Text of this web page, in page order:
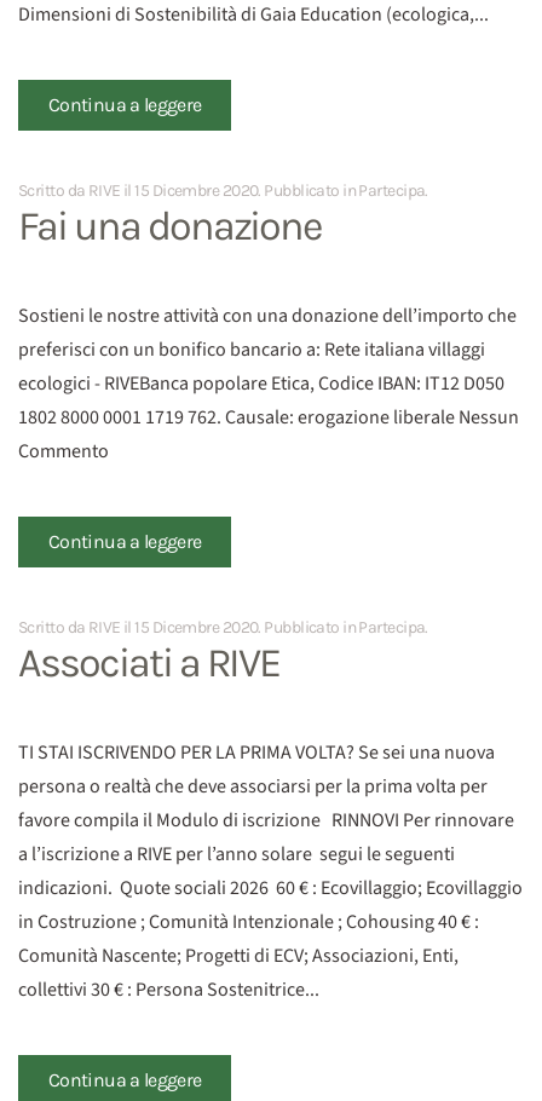
Dimensioni di Sostenibilità di Gaia Education (ecologica,...
Continua a leggere
Scritto da RIVE il 15 Dicembre 2020. Pubblicato inPartecipa.
Fai una donazione
Sostieni le nostre attività con una donazione dell’importo che
preferisci con un bonifico bancario a: Rete italiana villaggi
ecologici - RIVEBanca popolare Etica, Codice IBAN: IT12 D050
1802 8000 0001 1719 762. Causale: erogazione liberale Nessun
Commento
Continua a leggere
Scritto da RIVE il 15 Dicembre 2020. Pubblicato inPartecipa.
Associati a RIVE
TI STAI ISCRIVENDO PER LA PRIMA VOLTA? Se sei una nuova
persona o realtà che deve associarsi per la prima volta per
favore compila il Modulo di iscrizione RINNOVI Per rinnovare
a l’iscrizione a RIVE per l’anno solare segui le seguenti
indicazioni. Quote sociali 2026 60 € : Ecovillaggio; Ecovillaggio
in Costruzione ; Comunità Intenzionale ; Cohousing 40 € :
Comunità Nascente; Progetti di ECV; Associazioni, Enti,
collettivi 30 € : Persona Sostenitrice...
Continua a leggere